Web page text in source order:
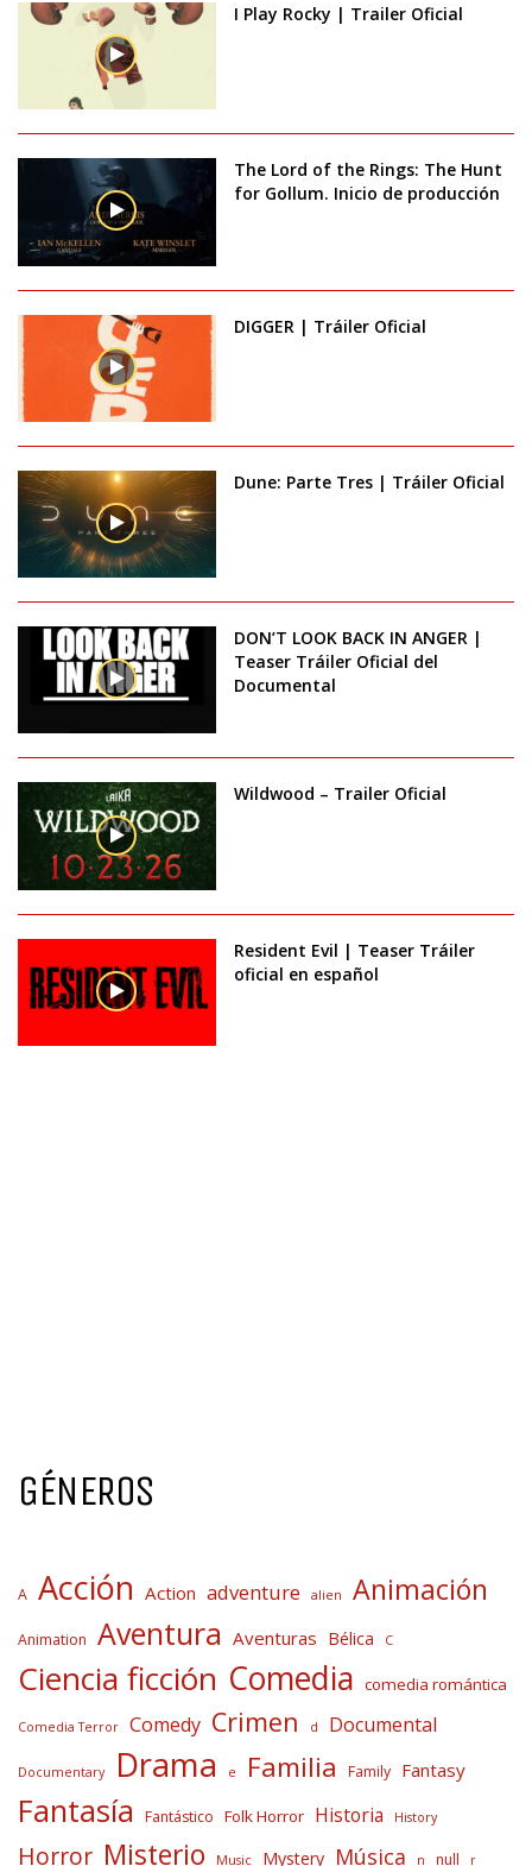
I Play Rocky | Trailer Oficial
The Lord of the Rings: The Hunt
for Gollum. Inicio de producción
DIGGER | Tráiler Oficial
Dune: Parte Tres | Tráiler Oficial
DON’T LOOK BACK IN ANGER |
Teaser Tráiler Oficial del
Documental
Wildwood – Trailer Oficial
Resident Evil | Teaser Tráiler
oficial en español
GÉNEROS
A Acción Action adventure alien Animación
Animation Aventura Aventuras Bélica C
Ciencia ficción Comedia comedia romántica
Comedia Terror Comedy Crimen d Documental
Documentary Drama e Familia Family Fantasy
Fantasía Fantástico Folk Horror Historia History
Horror Misterio Music Mystery Música n null r